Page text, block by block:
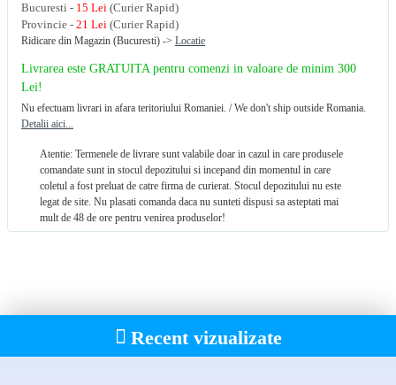
Bucuresti - 15 Lei (Curier Rapid)
Provincie - 21 Lei (Curier Rapid)
Ridicare din Magazin (Bucuresti) -> Locatie
Livrarea este GRATUITA pentru comenzi in valoare de minim 300
Lei!
Nu efectuam livrari in afara teritoriului Romaniei. / We don't ship outside Romania.
Detalii aici...
Atentie: Termenele de livrare sunt valabile doar in cazul in care produsele
comandate sunt in stocul depozitului si incepand din momentul in care
coletul a fost preluat de catre firma de curierat. Stocul depozitului nu este
legat de site. Nu plasati comanda daca nu sunteti dispusi sa asteptati mai
mult de 48 de ore pentru venirea produselor!
Recent vizualizate